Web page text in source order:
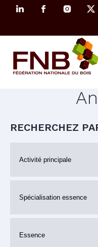
RECHERCHEZ